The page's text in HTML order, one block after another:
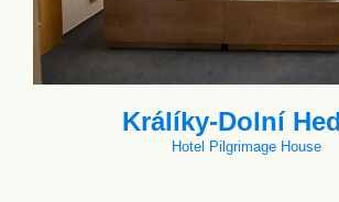
Králíky-Dolní
Hotel Pilgrimage House